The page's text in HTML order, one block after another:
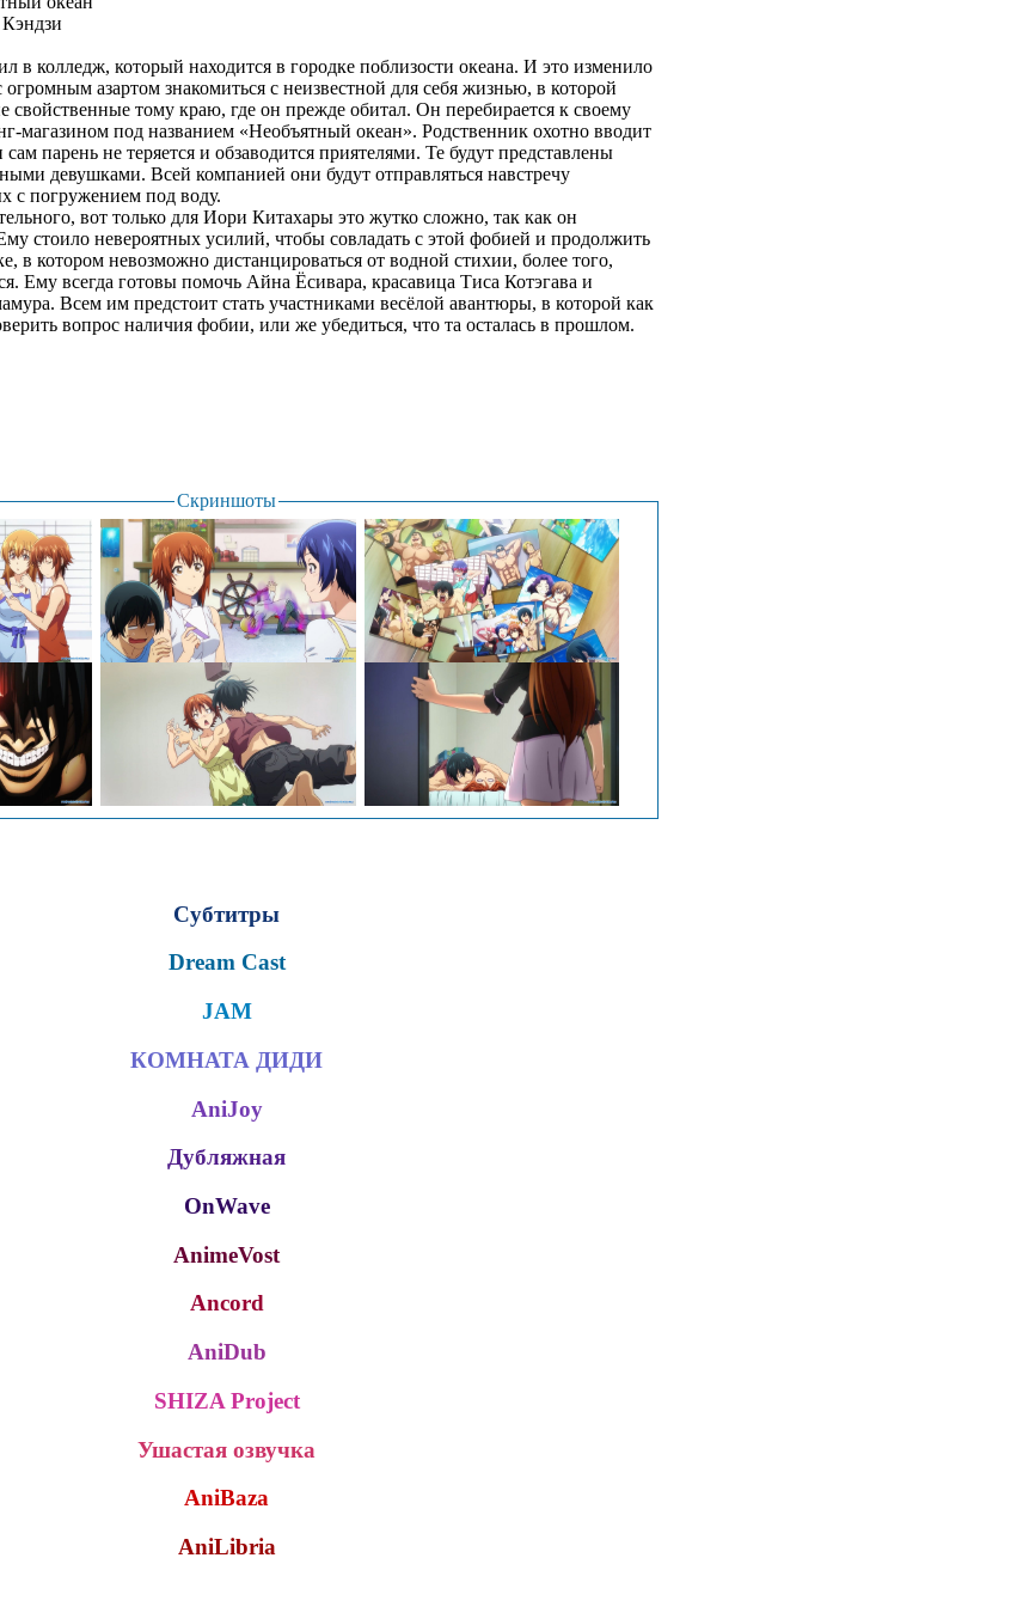
в колледж, который находится в городке поблизости океана. И это изменило
азартом знакомиться с неизвестной для себя жизнью, в которой
свойственные тому краю, где он прежде обитал. Он перебирается к своему
магазином под названием «Необъятный океан». Родственник охотно вводит
парень не теряется и обзаводится приятелями. Те будут представлены
девушками. Всей компанией они будут отправляться навстречу
с погружением под воду.
вот только для Иори Китахары это жутко сложно, так как он
стоило невероятных усилий, чтобы совладать с этой фобией и продолжить
в котором невозможно дистанцироваться от водной стихии, более того,
Ему всегда готовы помочь Айна Ёсивара, красавица Тиса Котэгава и
Всем им предстоит стать участниками весёлой авантюры, в которой как
вопрос наличия фобии, или же убедиться, что та осталась в прошлом.
Скриншоты
Субтитры
Dream Cast
JAM
КОМНАТА ДИДИ
AniJoy
Дубляжная
OnWave
AnimeVost
Ancord
AniDub
SHIZA Project
Ушастая озвучка
AniBaza
AniLibria